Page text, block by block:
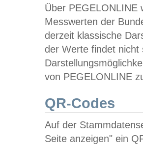
Über PEGELONLINE
Messwerten der
derzeit klassische
der Werte findet
von PEGELONLINE
QR-Codes
Auf der
Seite anzeigen" ein